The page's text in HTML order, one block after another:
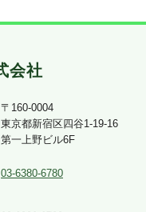
〒160-0004
東京都新宿区四谷1-19-16
第一上野ビル6F
03-6380-6780